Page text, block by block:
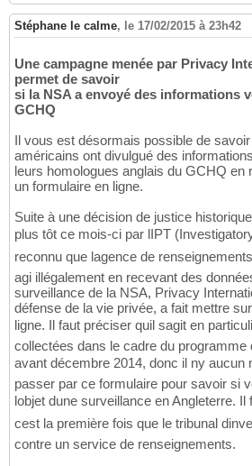
Stéphane le calme, le 17/02/2015 à 23h42
Une campagne menée par Privacy
permet de savoir
si la NSA a envoyé des informations
GCHQ
Il vous est désormais possible de
américains ont divulgué des
leurs homologues anglais du GCHQ en
un formulaire en ligne.
Suite à une décision de justice
plus tôt ce mois-ci par lIPT
reconnu que lagence de
agi illégalement en recevant des
surveillance de la NSA, Privacy
défense de la vie privée, a fait mettre
ligne. Il faut préciser quil sagit en
collectées dans le cadre du
avant décembre 2014, donc il ny
passer par ce formulaire pour savoir si
lobjet dune surveillance en Angleterre.
cest la première fois que le tribunal
contre un service de renseignements.